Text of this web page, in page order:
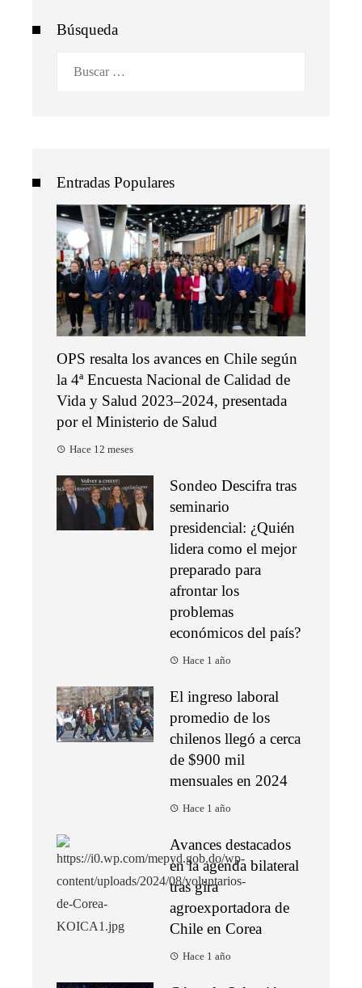
Búsqueda
Entradas Populares
OPS resalta los avances en Chile según
la 4ª Encuesta Nacional de Calidad de
Vida y Salud 2023–2024, presentada
por el Ministerio de Salud
Hace 12 meses
Sondeo Descifra tras
seminario
presidencial: ¿Quién
lidera como el mejor
preparado para
afrontar los
problemas
económicos del país?
Hace 1 año
El ingreso laboral
promedio de los
chilenos llegó a cerca
de $900 mil
mensuales en 2024
Hace 1 año
Avances destacados
en la agenda bilateral
tras gira
agroexportadora de
Chile en Corea
Hace 1 año